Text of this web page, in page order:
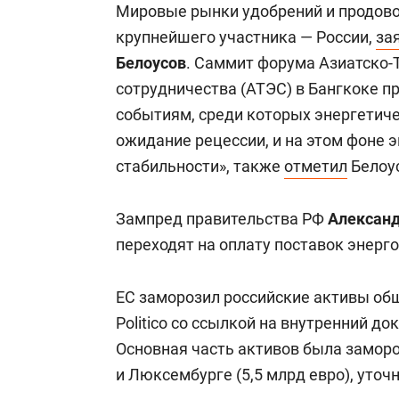
Мировые рынки удобрений и
крупнейшего участника — России,
Белоусов. Саммит форума Азиатско-
сотрудничества (АТЭС) в Бангкоке
событиям, среди которых
ожидание рецессии, и на этом фоне
стабильности», также отметил
Зампред правительства РФ
переходят на оплату поставок
ЕС заморозил российские активы
Politico со ссылкой на внутренний
Основная часть активов была
и Люксембурге (5,5 млрд евро),